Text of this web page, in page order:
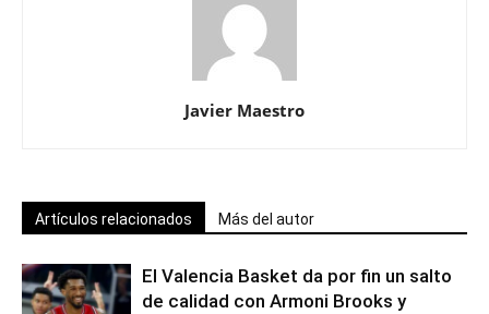
Javier Maestro
Artículos relacionados Más del autor
El Valencia Basket da por fin un salto
de calidad con Armoni Brooks y